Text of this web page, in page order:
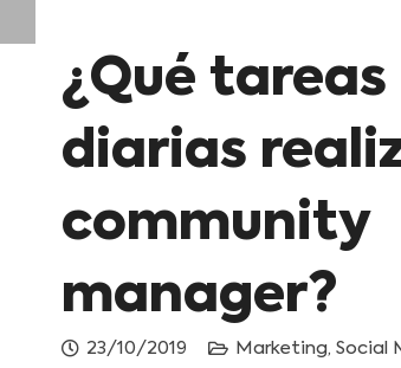
¿Qué tareas
diarias
community
manager?
23/10/2019 Marketing, Social